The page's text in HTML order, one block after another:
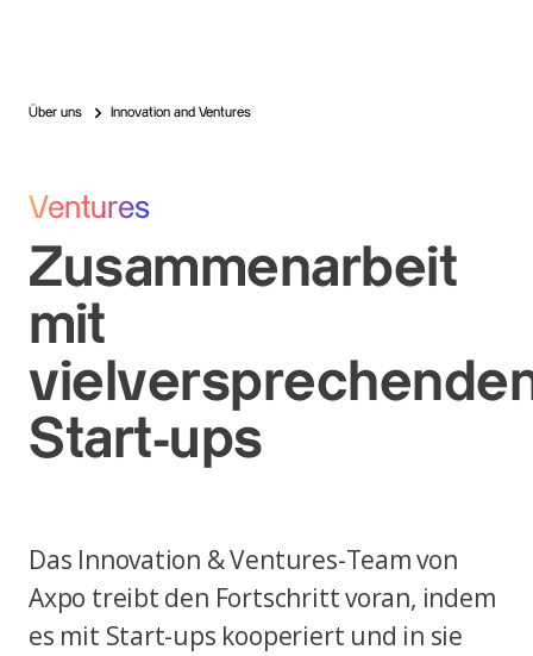
Über uns Innovation and Ventures
Ventures
Zusammenarbeit
mit
Start-ups
Das Innovation & Ventures-Team von
Axpo treibt den Fortschritt voran, indem
es mit Start-ups kooperiert und in sie